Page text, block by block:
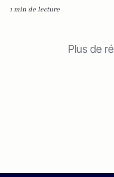
1 min de lecture
Plus de